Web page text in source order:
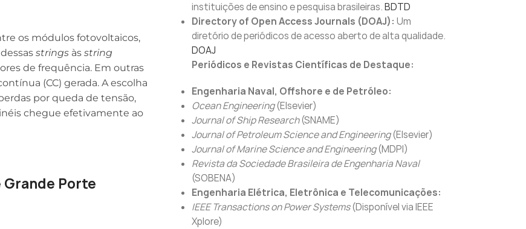
os módulos fotovoltaicos,
strings às string
de frequência. Em outras
(CC) gerada. A escolha
por queda de tensão,
chegue efetivamente ao
Grande Porte
instituições de ensino e pesquisa brasileiras.BDTD
Directory of Open Access Journals (DOAJ): Um
diretório de periódicos de acesso aberto de alta qualidade.
DOAJ
Periódicos e Revistas Científicas de Destaque:
Engenharia Naval, Offshore e de Petróleo:
Ocean Engineering(Elsevier)
Journal of Ship Research(SNAME)
Journal of Petroleum Science and Engineering(Elsevier)
Journal of Marine Science and Engineering(MDPI)
Revista da Sociedade Brasileira de Engenharia Naval
(SOBENA)
Engenharia Elétrica, Eletrônica e Telecomunicações:
IEEE Transactions on Power Systems(Disponível via IEEE
Xplore)